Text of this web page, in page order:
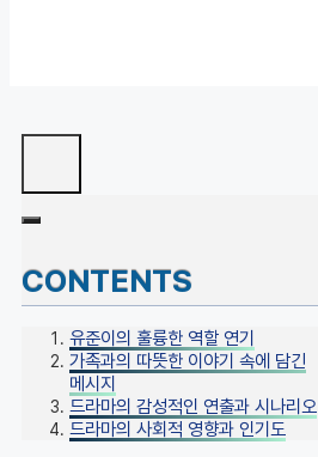
CONTENTS
유준이의 훌륭한 역할 연기
가족과의 따뜻한 이야기 속에 담긴
메시지
드라마의 감성적인 연출과 시나리오
드라마의 사회적 영향과 인기도